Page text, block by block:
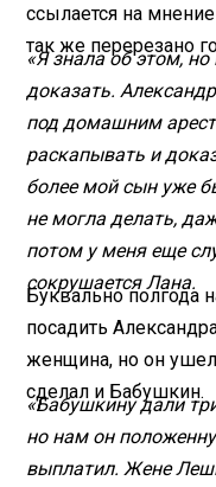
ссылается на
так же перерезано
«Я знала об этом,
доказать.
под домашним
раскапывать и
более мой сын уже
не могла делать,
потом у меня еще
сокрушается Лана.
Буквально полгода
посадить
женщина, но он
сделал и Бабушкин.
«Бабушкину дали
но нам он
выплатил. Жене